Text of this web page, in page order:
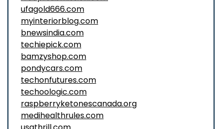
ufagold666.com
myinteriorblog.com
bnewsindia.com
techiepick.com
bamzyshop.com
pondycars.com
techonfutures.com
techoologic.com
raspberryketonescanada.org
medihealthrules.com